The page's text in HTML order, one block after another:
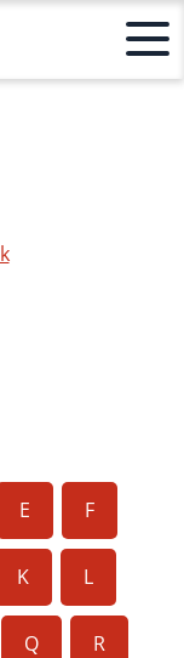
E F
K L
Q R